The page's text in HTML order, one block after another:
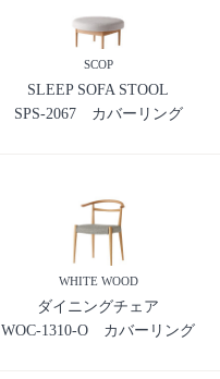
SCOP
SLEEP SOFA STOOL
SPS-2067 カバーリング
WHITE WOOD
ダイニングチェア
WOC-1310-O カバーリング